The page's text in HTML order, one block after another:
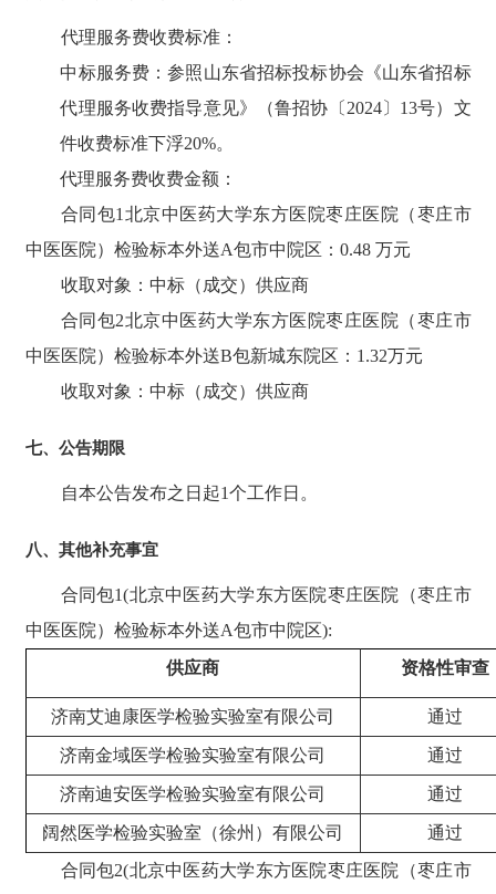
代理服务费收费标准：
中标服务费：参照山东省招标投标协会《山东省招标
代理服务收费指导意见》（鲁招协〔 2024〕13号）文
件收费标准下浮20%。
代理服务费收费金额：
合同包1北京中医药大学东方医院枣庄医院（枣庄市
中医医院）检验标本外送A包市中院区： 0.48 万元
收取对象：中标（成交）供应商
合同包2北京中医药大学东方医院枣庄医院（枣庄市
中医医院）检验标本外送B包新城东院区 ： 1.32万元
收取对象：中标（成交）供应商
七、公告期限
自本公告发布之日起1个工作日。
八、 其他补充事宜
合同包1(北京中医药大学东方医院枣庄医院（枣庄市
中医医院）检验标本外送A包市中院区):
供应商 资格性审查
济南艾迪康医学检验实验室有限公司 通过
济南金域医学检验实验室有限公司 通过
济南迪安医学检验实验室有限公司 通过
阔然医学检验实验室（徐州）有限公司
通过
合同包2(北京中医药大学东方医院枣庄医院（枣庄市